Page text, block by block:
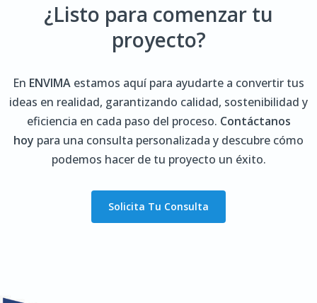
¿Listo para comenzar tu
proyecto?
En ENVIMA estamos aquí para ayudarte a convertir tus
ideas en realidad, garantizando calidad, sostenibilidad y
eficiencia en cada paso del proceso. Contáctanos
hoy para una consulta personalizada y descubre cómo
podemos hacer de tu proyecto un éxito.
Solicita Tu Consulta